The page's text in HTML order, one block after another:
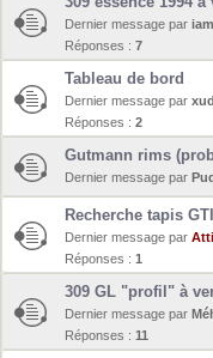
Dernier message par
Réponses : 7
Tableau de bord
Dernier message par
Réponses : 2
Gutmann rims
Dernier message par
Recherche tapis
Dernier message par
Réponses : 1
309 GL "profil" à
Dernier message par
Réponses : 11